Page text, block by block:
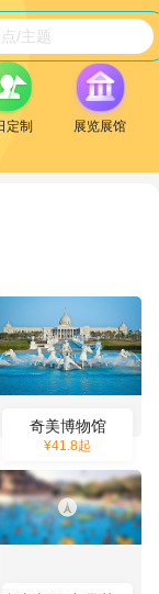
/主题
定制 展览展馆
奇美博物馆
¥41.8起